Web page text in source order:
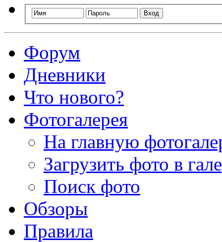
Форум
Дневники
Что нового?
Фотогалерея
На главную
Загрузить фото в
Поиск фото
Обзоры
Правила